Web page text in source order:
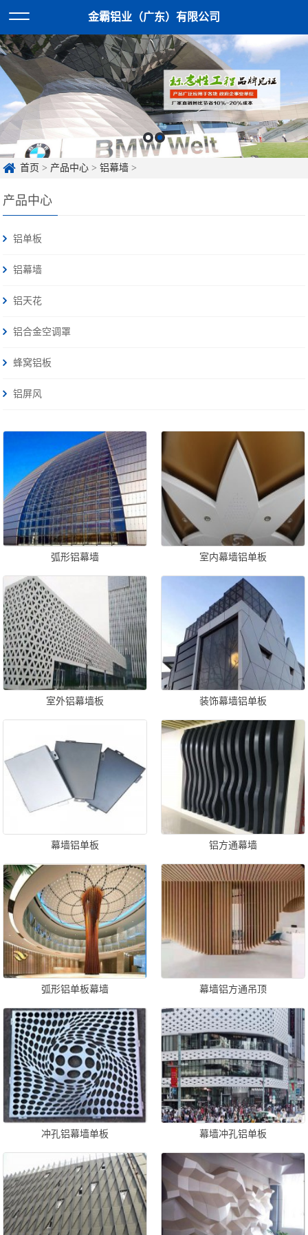
金霸铝业（广东）有限公司
首页 > 产品中心 >铝幕墙 >
产品中心
铝单板
铝幕墙
铝天花
铝合金空调罩
蜂窝铝板
铝屏风
弧形铝幕墙 室内幕墙铝单板
室外铝幕墙板 装饰幕墙铝单板
幕墙铝单板 铝方通幕墙
弧形铝单板幕墙 幕墙铝方通吊顶
冲孔铝幕墙单板 幕墙冲孔铝单板